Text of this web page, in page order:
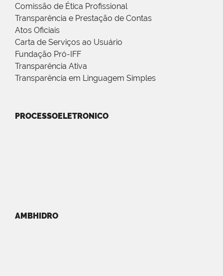
Comissão de Ética Profissional
Transparência e Prestação de Contas
Atos Oficiais
Carta de Serviços ao Usuário
Fundação Pró-IFF
Transparência Ativa
Transparência em Linguagem Simples
PROCESSOELETRONICO
AMBHIDRO